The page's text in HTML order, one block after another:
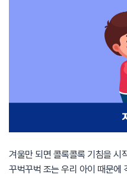
겨울만 되면 콜록콜록 기침을 시
꾸벅꾸벅 조는 우리 아이 때문에